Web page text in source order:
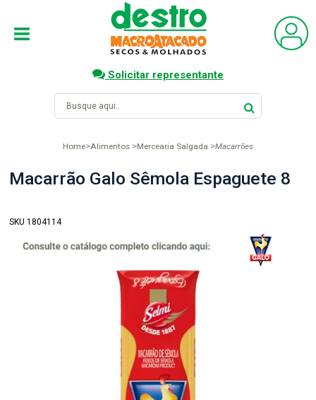
Solicitar representante
Home Alimentos Mercearia Salgada Macarrões
Macarrão Galo Sêmola Espaguete 8
SKU 1804114